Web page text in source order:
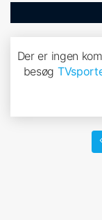
Der er ingen
besøg